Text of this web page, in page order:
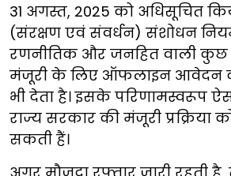
31 अगस्त, 2025 को अधिसूचित
(संरक्षण एवं संवर्धन) संशोधन
रणनीतिक और जनहित वाली कुछ
मंजूरी के लिए ऑफलाइन आवेदन
भी देता है। इसके परिणामस्वरूप
राज्य सरकार की मंजूरी प्रक्रिया
सकती हैं।